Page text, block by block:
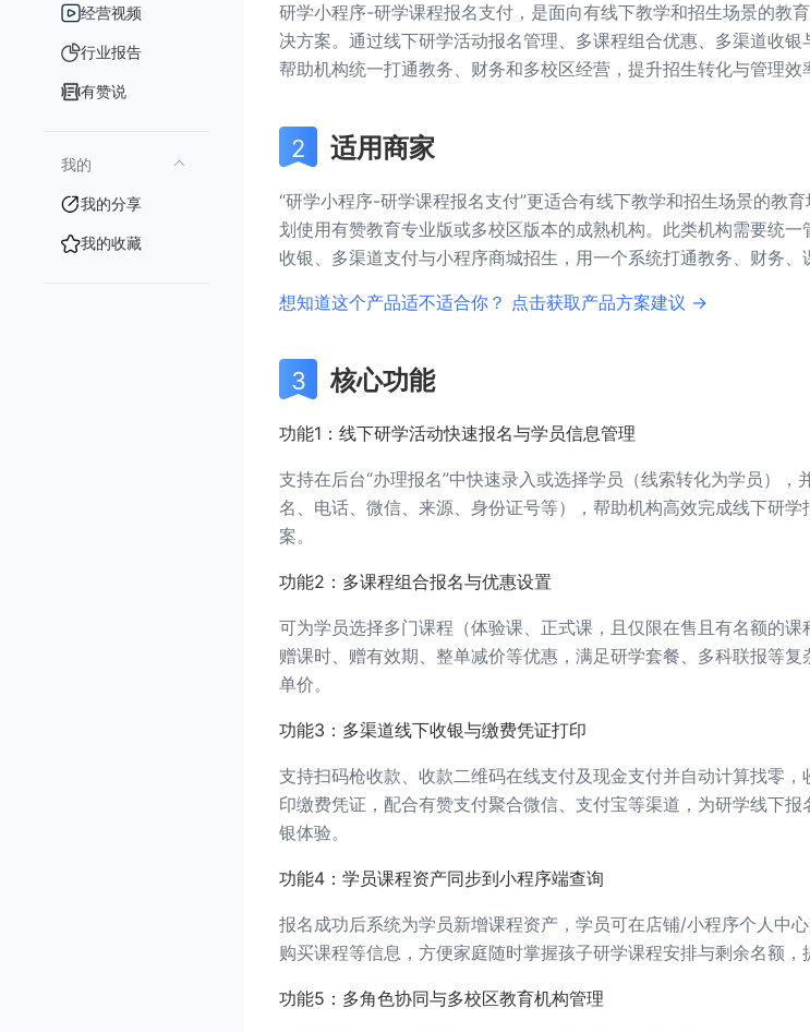
经营视频
行业报告
有赞说
我的
我的分享
我的收藏
研学小程序-研学课程报名支付，是面向有线下教学和招生场景的教
决方案。通过线下研学活动报名管理、多课程组合优惠、多渠道收银
帮助机构统一打通教务、财务和多校区经营，提升招生转化与管理效
适用商家
“研学小程序-研学课程报名支付”更适合有线下教学和招生场景的教
划使用有赞教育专业版或多校区版本的成熟机构。此类机构需要统
收银、多渠道支付与小程序商城招生，用一个系统打通教务、财务、
想知道这个产品适不适合你？ 点击获取产品方案建议 →
核心功能
功能1：线下研学活动快速报名与学员信息管理
支持在后台“办理报名”中快速录入或选择学员（线索转化为学员），
名、电话、微信、来源、身份证号等），帮助机构高效完成线下研
案。
功能2：多课程组合报名与优惠设置
可为学员选择多门课程（体验课、正式课，且仅限在售且有名额的
赠课时、赠有效期、整单减价等优惠，满足研学套餐、多科联报等
单价。
功能3：多渠道线下收银与缴费凭证打印
支持扫码枪收款、收款二维码在线支付及现金支付并自动计算找零
印缴费凭证，配合有赞支付聚合微信、支付宝等渠道，为研学线下
银体验。
功能4：学员课程资产同步到小程序端查询
报名成功后系统为学员新增课程资产，学员可在店铺/小程序个人中
购买课程等信息，方便家庭随时掌握孩子研学课程安排与剩余名额，
功能5：多角色协同与多校区教育机构管理